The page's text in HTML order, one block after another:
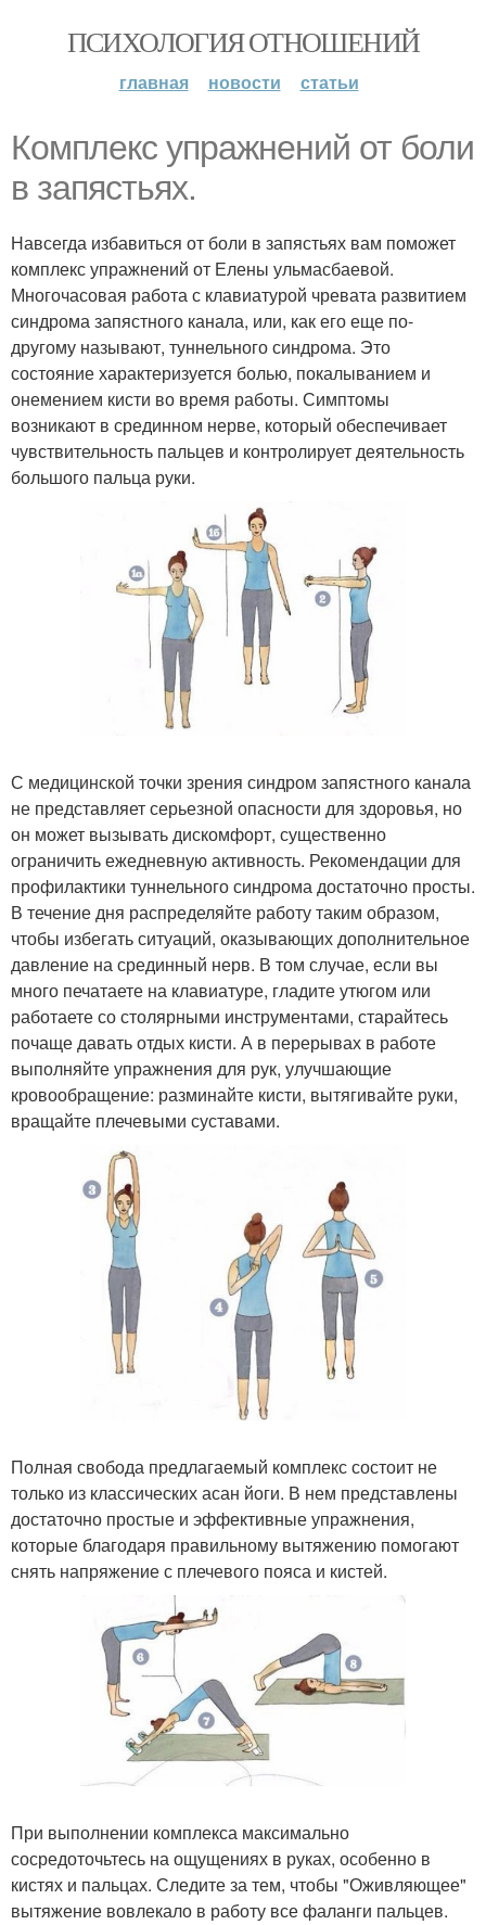
ПСИХОЛОГИЯ ОТНОШЕНИЙ
главная новости статьи
Комплекс упражнений от боли
в запястьях.
Навсегда избавиться от боли в запястьях вам поможет
комплекс упражнений от Елены ульмасбаевой.
Многочасовая работа с клавиатурой чревата развитием
синдрома запястного канала, или, как его еще по-
другому называют, туннельного синдрома. Это
состояние характеризуется болью, покалыванием и
онемением кисти во время работы. Симптомы
возникают в срединном нерве, который обеспечивает
чувствительность пальцев и контролирует деятельность
большого пальца руки.
С медицинской точки зрения синдром запястного канала
не представляет серьезной опасности для здоровья, но
он может вызывать дискомфорт, существенно
ограничить ежедневную активность. Рекомендации для
профилактики туннельного синдрома достаточно просты.
В течение дня распределяйте работу таким образом,
чтобы избегать ситуаций, оказывающих дополнительное
давление на срединный нерв. В том случае, если вы
много печатаете на клавиатуре, гладите утюгом или
работаете со столярными инструментами, старайтесь
почаще давать отдых кисти. А в перерывах в работе
выполняйте упражнения для рук, улучшающие
кровообращение: разминайте кисти, вытягивайте руки,
вращайте плечевыми суставами.
Полная свобода предлагаемый комплекс состоит не
только из классических асан йоги. В нем представлены
достаточно простые и эффективные упражнения,
которые благодаря правильному вытяжению помогают
снять напряжение с плечевого пояса и кистей.
При выполнении комплекса максимально
сосредоточьтесь на ощущениях в руках, особенно в
кистях и пальцах. Следите за тем, чтобы "Оживляющее"
вытяжение вовлекало в работу все фаланги пальцев.